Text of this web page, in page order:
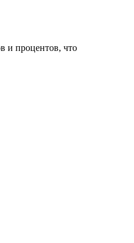
и процентов, что